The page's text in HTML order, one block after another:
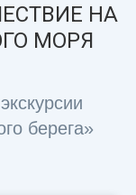
НА
МОРЯ
берега»